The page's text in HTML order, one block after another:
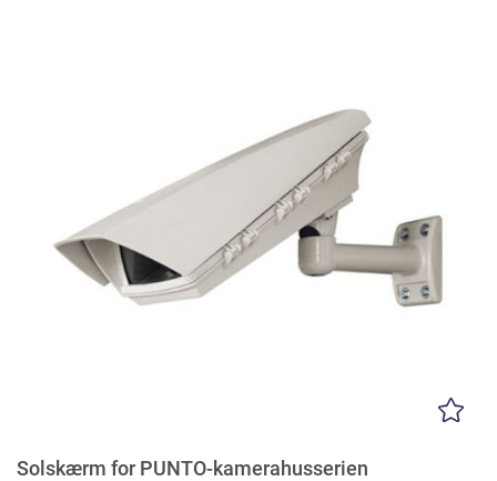
Solskærm for PUNTO-kamerahusserien